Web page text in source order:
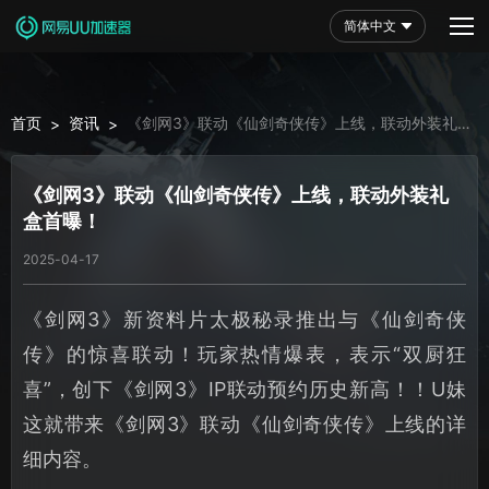
简体中文
首页 > 资讯 >
《剑网3》联动《仙剑奇侠传》上线，联动外装礼
盒首曝！
《剑网3》联动《仙剑奇侠传》上线，联动外装礼
盒首曝！
2025-04-17
《剑网3》新资料片太极秘录推出与《仙剑奇侠
传》的惊喜联动！玩家热情爆表，表示“双厨狂
喜”，创下《剑网3》IP联动预约历史新高！！U妹
这就带来《剑网3》联动《仙剑奇侠传》上线的详
细内容。